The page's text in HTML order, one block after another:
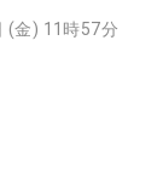
(金) 11時57分